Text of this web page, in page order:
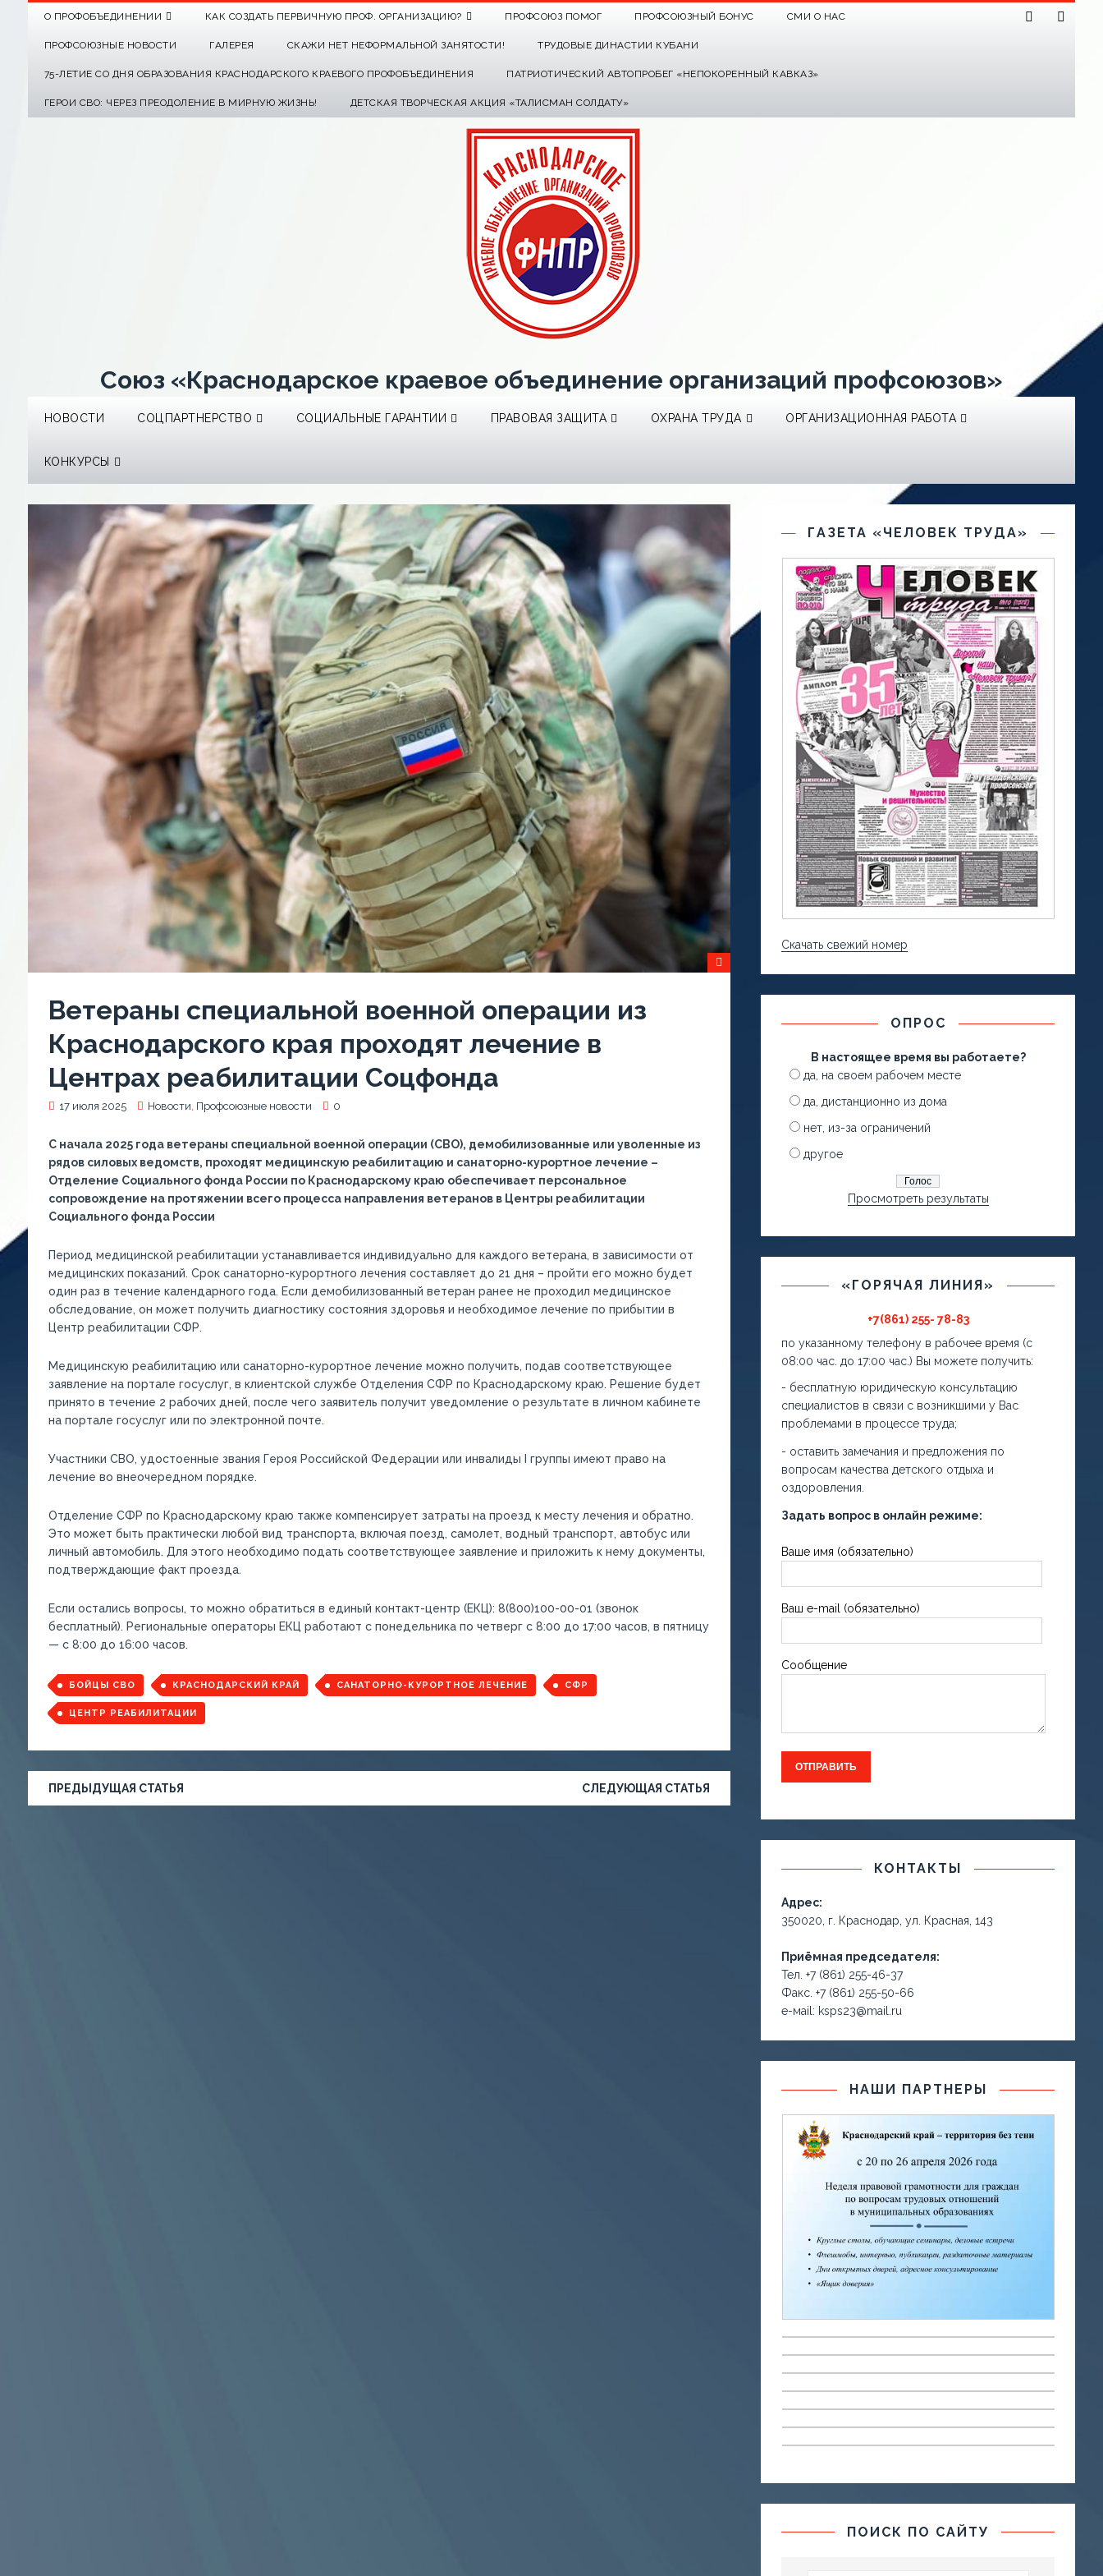
О ПРОФОБЪЕДИНЕНИИ КАК СОЗДАТЬ ПЕРВИЧНУЮ ПРОФ. ОРГАНИЗАЦИЮ? ПРОФСОЮЗ ПОМОГ ПРОФСОЮЗНЫЙ БОНУС СМИ О НАС
ПРОФСОЮЗНЫЕ НОВОСТИ ГАЛЕРЕЯ СКАЖИ НЕТ НЕФОРМАЛЬНОЙ ЗАНЯТОСТИ! ТРУДОВЫЕ ДИНАСТИИ КУБАНИ
75-ЛЕТИЕ СО ДНЯ ОБРАЗОВАНИЯ КРАСНОДАРСКОГО КРАЕВОГО ПРОФОБЪЕДИНЕНИЯ ПАТРИОТИЧЕСКИЙ АВТОПРОБЕГ «НЕПОКОРЕННЫЙ КАВКАЗ»
ГЕРОИ СВО: ЧЕРЕЗ ПРЕОДОЛЕНИЕ В МИРНУЮ ЖИЗНЬ! ДЕТСКАЯ ТВОРЧЕСКАЯ АКЦИЯ «ТАЛИСМАН СОЛДАТУ»
Союз «Краснодарское краевое объединение организаций профсоюзов»
НОВОСТИ СОЦПАРТНЕРСТВО СОЦИАЛЬНЫЕ ГАРАНТИИ ПРАВОВАЯ ЗАЩИТА ОХРАНА ТРУДА ОРГАНИЗАЦИОННАЯ РАБОТА
КОНКУРСЫ
Ветераны специальной военной операции из
Краснодарского края проходят лечение в
Центрах реабилитации Соцфонда
17 июля 2025 Новости, Профсоюзные новости 0
С начала 2025 года ветераны специальной военной операции (СВО), демобилизованные или уволенные из
рядов силовых ведомств, проходят медицинскую реабилитацию и санаторно-курортное лечение –
Отделение Социального фонда России по Краснодарскому краю обеспечивает персональное
сопровождение на протяжении всего процесса направления ветеранов в Центры реабилитации
Социального фонда России
Период медицинской реабилитации устанавливается индивидуально для каждого ветерана, в зависимости от
медицинских показаний. Срок санаторно-курортного лечения составляет до 21 дня – пройти его можно будет
один раз в течение календарного года. Если демобилизованный ветеран ранее не проходил медицинское
обследование, он может получить диагностику состояния здоровья и необходимое лечение по прибытии в
Центр реабилитации СФР.
Медицинскую реабилитацию или санаторно-курортное лечение можно получить, подав соответствующее
заявление на портале госуслуг, в клиентской службе Отделения СФР по Краснодарскому краю. Решение будет
принято в течение 2 рабочих дней, после чего заявитель получит уведомление о результате в личном кабинете
на портале госуслуг или по электронной почте.
Участники СВО, удостоенные звания Героя Российской Федерации или инвалиды I группы имеют право на
лечение во внеочередном порядке.
Отделение СФР по Краснодарскому краю также компенсирует затраты на проезд к месту лечения и обратно.
Это может быть практически любой вид транспорта, включая поезд, самолет, водный транспорт, автобус или
личный автомобиль. Для этого необходимо подать соответствующее заявление и приложить к нему документы,
подтверждающие факт проезда.
Если остались вопросы, то можно обратиться в единый контакт-центр (ЕКЦ): 8(800)100-00-01 (звонок
бесплатный). Региональные операторы ЕКЦ работают с понедельника по четверг с 8:00 до 17:00 часов, в пятницу
— с 8:00 до 16:00 часов.
БОЙЦЫ СВО КРАСНОДАРСКИЙ КРАЙ САНАТОРНО-КУРОРТНОЕ ЛЕЧЕНИЕ СФР
ЦЕНТР РЕАБИЛИТАЦИИ
ПРЕДЫДУЩАЯ СТАТЬЯ СЛЕДУЮЩАЯ СТАТЬЯ
ГАЗЕТА «ЧЕЛОВЕК ТРУДА»
Скачать свежий номер
ОПРОС
В настоящее время вы работаете?
да, на своем рабочем месте
да, дистанционно из дома
нет, из-за ограничений
другое
Просмотреть результаты
«ГОРЯЧАЯ ЛИНИЯ»
+7(861) 255- 78-83
по указанному телефону в рабочее время (с
08:00 час. до 17:00 час.) Вы можете получить:
- бесплатную юридическую консультацию
специалистов в связи с возникшими у Вас
проблемами в процессе труда;
- оставить замечания и предложения по
вопросам качества детского отдыха и
оздоровления.
Задать вопрос в онлайн режиме:
Ваше имя (обязательно)
Ваш e-mail (обязательно)
Сообщение
КОНТАКТЫ
Адрес:
350020, г. Краснодар, ул. Красная, 143
Приёмная председателя:
Тел. +7 (861) 255-46-37
Факс. +7 (861) 255-50-66
е-маil: ksps23@mail.ru
НАШИ ПАРТНЕРЫ
ПОИСК ПО САЙТУ